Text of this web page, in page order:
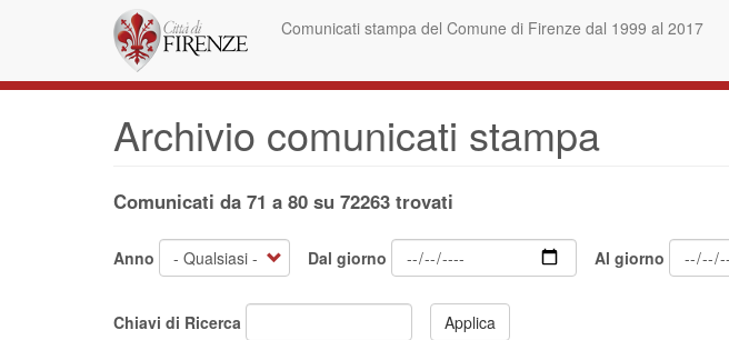
principale
Comunicati stampa del Comune di Firenze dal 1999 al 2017
Archivio comunicati stampa
Comunicati da 71 a 80 su 72263 trovati
Anno Dal giorno Al giorno
Chiavi di Ricerca Applica